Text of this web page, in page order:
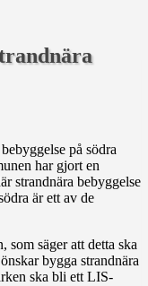
på södra
har gjort en
strandnära bebyggelse
är ett av de
som säger att detta ska
bygga strandnära
ska bli ett LIS-